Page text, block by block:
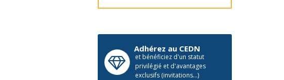
Adhérez au CEDN
et bénéficiez d'un statut
privilégié et d'avantages
exclusifs (invitations...)